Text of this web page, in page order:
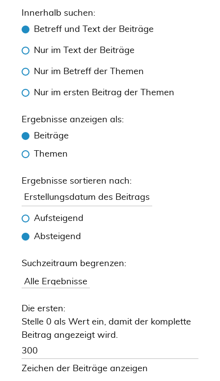
Innerhalb suchen:
Betreff und Text der Beiträge
Nur im Text der Beiträge
Nur im Betreff der Themen
Nur im ersten Beitrag der Themen
Ergebnisse anzeigen als:
Beiträge
Themen
Ergebnisse sortieren nach:
Aufsteigend
Absteigend
Suchzeitraum begrenzen:
Die ersten:
Stelle 0 als Wert ein, damit der komplette
Beitrag angezeigt wird.
Zeichen der Beiträge anzeigen